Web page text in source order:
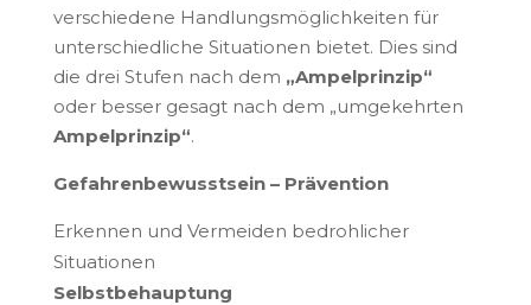
verschiedene Handlungsmöglichkeiten für
unterschiedliche Situationen bietet. Dies sind
die drei Stufen nach dem „Ampelprinzip“
oder besser gesagt nach dem „umgekehrten
Ampelprinzip“.
Gefahrenbewusstsein – Prävention
Erkennen und Vermeiden bedrohlicher
Situationen
Selbstbehauptung